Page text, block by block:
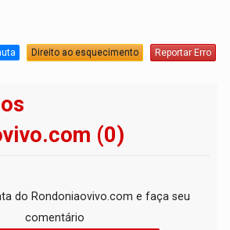
Direito ao esquecimento Reportar Erro
(0)
do Rondoniaovivo.com e faça seu
comentário